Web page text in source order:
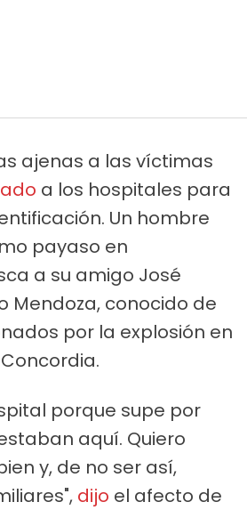
ajenas a las víctimas
a los hospitales para
Un hombre
payaso en
a su amigo José
Mendoza, conocido de
por la explosión en
porque supe por
aquí. Quiero
y, de no ser así,
dijo el afecto de